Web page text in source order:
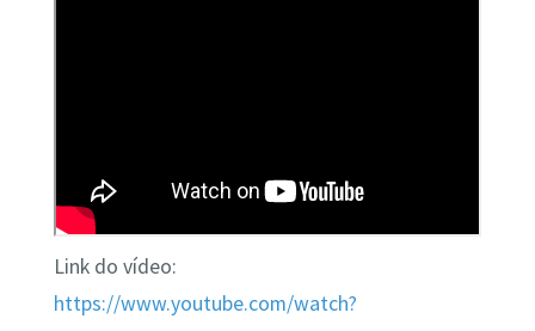
Link do vídeo:
https://www.youtube.com/watch?